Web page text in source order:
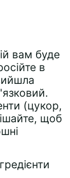
вам буде
в
(цукор,
щоб